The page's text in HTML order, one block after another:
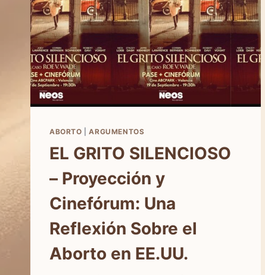
ABORTO |ARGUMENTOS
EL GRITO SILENCIOSO
– Proyección y
Cinefórum: Una
Reflexión Sobre el
Aborto en EE.UU.